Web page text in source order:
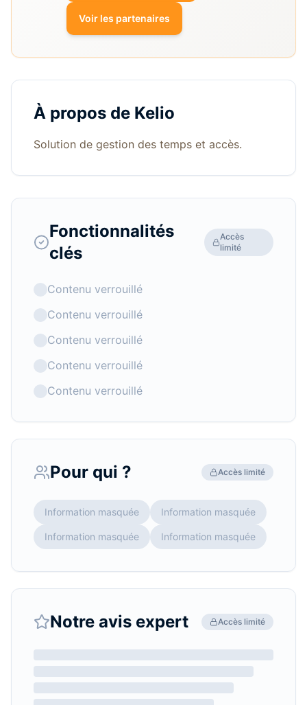
Voir les partenaires
À propos de Kelio
Solution de gestion des temps et accès.
Fonctionnalités
clés
Accès
limité
Contenu verrouillé
Contenu verrouillé
Contenu verrouillé
Contenu verrouillé
Contenu verrouillé
Pour qui ? Accès limité
Information masquée Information masquée
Information masquée Information masquée
Notre avis expert Accès limité